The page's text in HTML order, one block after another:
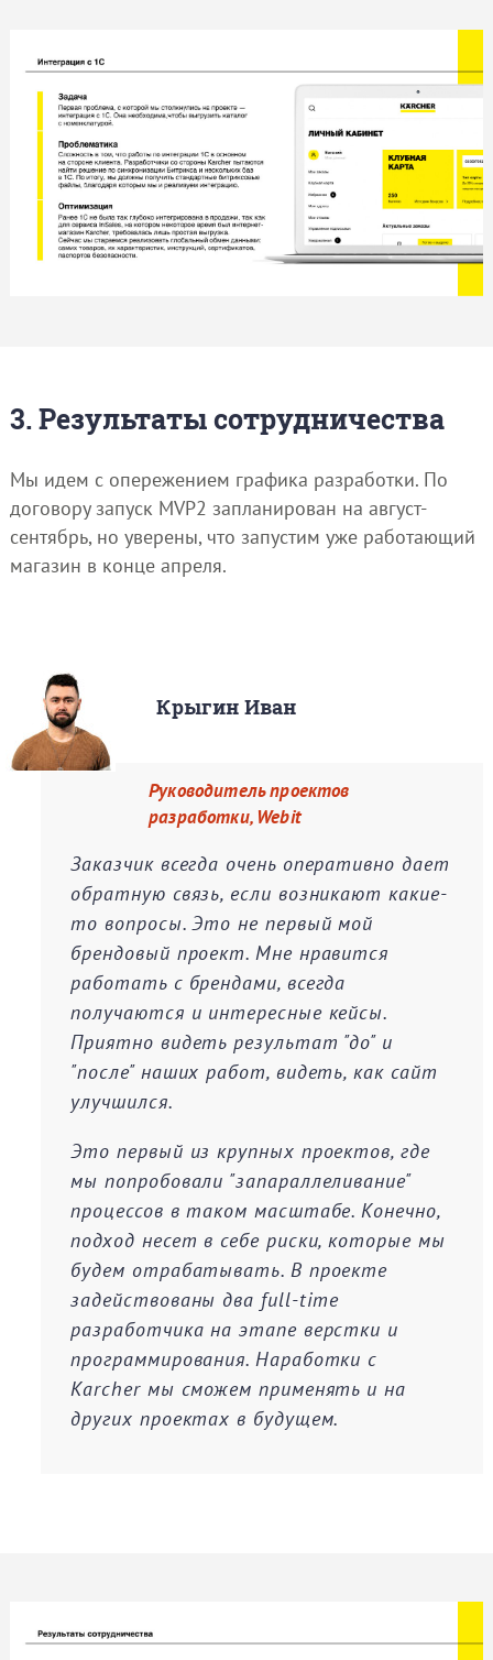
3. Результаты сотрудничества
Мы идем с опережением графика разработки. По
договору запуск MVP2 запланирован на август-
сентябрь, но уверены, что запустим уже работающий
магазин в конце апреля.
Крыгин Иван
Руководитель проектов
разработки, Webit
Заказчик всегда очень оперативно дает
обратную связь, если возникают какие-
то вопросы. Это не первый мой
брендовый проект. Мне нравится
работать с брендами, всегда
получаются и интересные кейсы.
Приятно видеть результат "до" и
"после" наших работ, видеть, как сайт
улучшился.
Это первый из крупных проектов, где
мы попробовали "запараллеливание"
процессов в таком масштабе. Конечно,
подход несет в себе риски, которые мы
будем отрабатывать. В проекте
задействованы два full-time
разработчика на этапе верстки и
программирования. Наработки с
Karcher мы сможем применять и на
других проектах в будущем.